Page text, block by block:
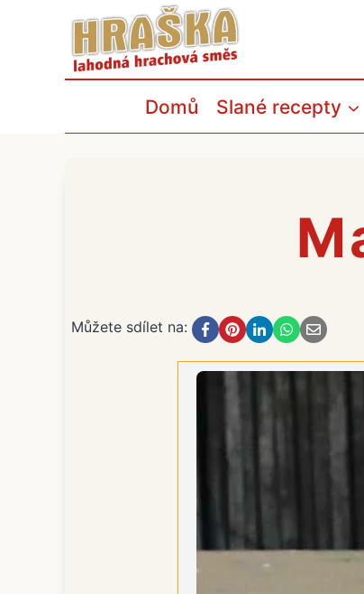
Domů Slané recepty
Můžete sdílet na: